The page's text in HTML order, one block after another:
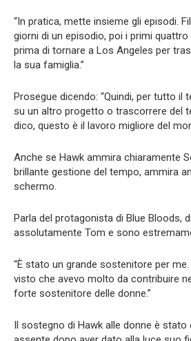
“In pratica, mette insieme gli episodi.
giorni di un episodio, poi i primi
prima di tornare a Los Angeles per
la sua famiglia.”
Prosegue dicendo: “Quindi, per tutto il
su un altro progetto o trascorrere del
dico, questo è il lavoro migliore del
Anche se Hawk ammira chiaramente
brillante gestione del tempo, ammira
schermo.
Parla del protagonista di Blue Bloods,
assolutamente Tom e sono
“È stato un grande sostenitore per
visto che avevo molto da contribuire
forte sostenitore delle donne.”
Il sostegno di Hawk alle donne è stato